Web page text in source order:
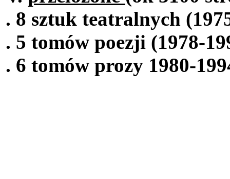
. 8 sztuk teatralnych
. 5 tomów poezji (1978-
. 6 tomów prozy 1980-